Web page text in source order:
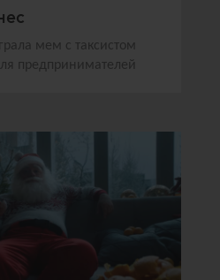
мем с таксистом
предпринимателей